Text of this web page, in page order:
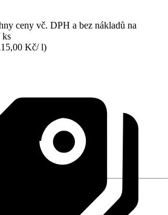
ceny vč. DPH a bez nákladů na
ks
Kč/ l)